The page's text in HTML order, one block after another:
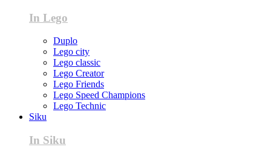
In Lego
Duplo
Lego city
Lego classic
Lego Creator
Lego Friends
Lego Speed Champions
Lego Technic
Siku
In Siku